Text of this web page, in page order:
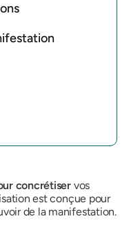
concrétiser vos
est conçue pour
de la manifestation.